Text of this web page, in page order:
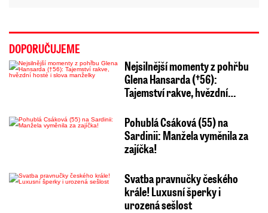
DOPORUČUJEME
Nejsilnější momenty z pohřbu
Glena Hansarda (†56):
Tajemství rakve, hvězdní…
Pohublá Csáková (55) na
Sardinii: Manžela vyměnila za
zajíčka!
Svatba pravnučky českého
krále! Luxusní šperky i
urozená sešlost